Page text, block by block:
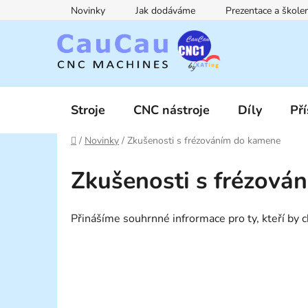
na
Novinky Jak dodáváme Prezentace a
Stroje CNC nástroje Díly
Domů
/ Novinky / Zkušenosti s frézováním do kamene
Zkušenosti s
Přinášíme souhrnné infrormace pro ty, kteří by